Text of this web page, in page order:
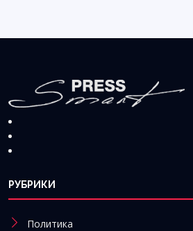
РУБРИКИ
Политика